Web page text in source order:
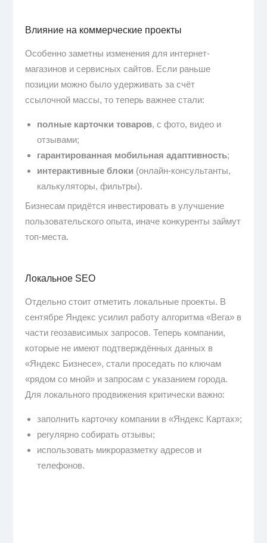
Влияние на коммерческие проекты
Особенно заметны изменения для интернет-
магазинов и сервисных сайтов. Если раньше
позиции можно было удерживать за счёт
ссылочной массы, то теперь важнее стали:
полные карточки товаров, с фото, видео и
отзывами;
гарантированная мобильная адаптивность;
интерактивные блоки (онлайн-консультанты,
калькуляторы, фильтры).
Бизнесам придётся инвестировать в улучшение
пользовательского опыта, иначе конкуренты займут
топ-места.
Локальное SEO
Отдельно стоит отметить локальные проекты. В
сентябре Яндекс усилил работу алгоритма «Вега» в
части геозависимых запросов. Теперь компании,
которые не имеют подтверждённых данных в
«Яндекс Бизнесе», стали проседать по ключам
«рядом со мной» и запросам с указанием города.
Для локального продвижения критически важно:
заполнить карточку компании в «Яндекс Картах»;
регулярно собирать отзывы;
использовать микроразметку адресов и
телефонов.